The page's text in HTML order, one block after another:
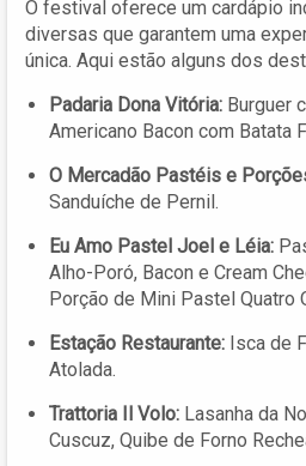
O festival oferece um cardápio
diversas que garantem uma
única. Aqui estão alguns dos
Padaria Dona Vitória: Burguer
Americano Bacon com Batata
O Mercadão Pastéis e
Sanduíche de Pernil.
Eu Amo Pastel Joel e Léia:
Alho-Poró, Bacon e Cream
Porção de Mini Pastel Quatro
Estação Restaurante: Isca de
Atolada.
Trattoria Il Volo: Lasanha da
Cuscuz, Quibe de Forno